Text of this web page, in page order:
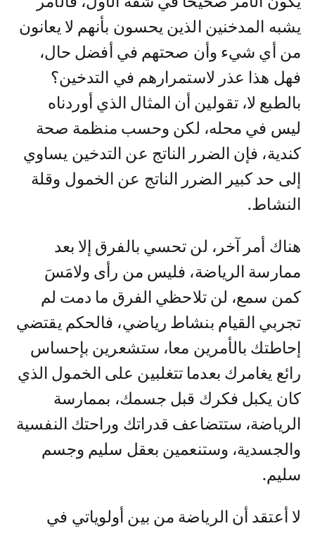
يشبه المدخنين الذين يحسون بأنهم لا يعانون
من أي شيء وأن صحتهم في أفضل حال،
فهل هذا عذر لاستمرارهم في التدخين؟
بالطبع لا، تقولين أن المثال الذي أوردناه
ليس في محله، لكن وحسب منظمة صحة
كندية، فإن الضرر الناتج عن التدخين يساوي
إلى حد كبير الضرر الناتج عن الخمول وقلة
النشاط.
هناك أمر آخر، لن تحسي بالفرق إلا بعد
ممارسة الرياضة، فليس من رأى ولامَسَ
كمن سمع، لن تلاحظي الفرق ما دمت لم
تجربي القيام بنشاط رياضي، فالحكم يقتضي
إحاطتك بالأمرين معا، ستشعرين بإحساس
رائع يغامرك بعدما تتغلبين على الخمول الذي
كان يكبل فكرك قبل جسمك، بممارسة
الرياضة، ستتضاعف قدراتك وراحتك النفسية
والجسدية، وستنعمين بعقل سليم وجسم
سليم.
لا أعتقد أن الرياضة من بين أولوياتي في